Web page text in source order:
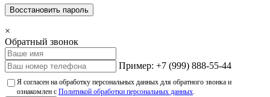
Восстановить пароль
×
Обратный звонок
Пример: +7 (999) 888-55-44
Я согласен на обработку персональных данных для обратного звонка и
ознакомлен с Политикой обработки персональных данных.